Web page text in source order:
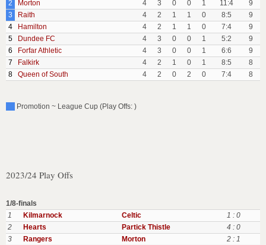
2 Morton 4 3 0 0 1 11:4
9
3
Raith 4 2 1 1 0 8:5
9
4
Hamilton 4 2 1 1 0 7:4
9
5
Dundee FC 4 3 0 0 1 5:2
9
6
Forfar Athletic 4 3 0 0 1 6:6
9
7
Falkirk 4 2 1 0 1 8:5
8
8
Queen of South 4 2 0 2 0 7:4 8
Promotion ~ League Cup (Play Offs: )
2023/24 Play Offs
1/8-finals
1
Kilmarnock Celtic
1 : 0
2
Hearts Partick Thistle
4 : 0
3
Rangers Morton
2 : 1